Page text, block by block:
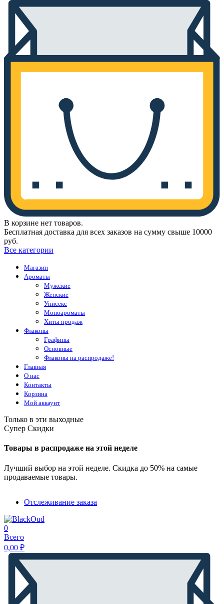
В корзине нет товаров.
Бесплатная доставка для всех заказов на сумму свыше 10000
руб.
Все категории
Магазин
Ароматы
Мужские
Женские
Унисекс
Моноароматы
Хиты продаж
Флаконы
Графины
Основные
Флаконы на распродаже!
Главная
О нас
Контакты
Корзина
Мой аккаунт
Только в эти выходные
Супер Скидки
Товары в распродаже на этой неделе
Лучший выбор на этой неделе. Скидка до 50% на самые
продаваемые товары.
Отслеживание заказа
0
Всего
0,00 ₽